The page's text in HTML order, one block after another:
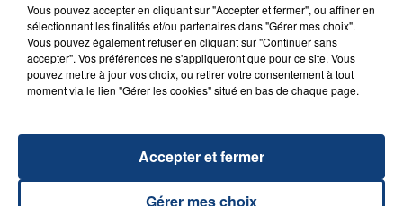
23 juillet 2026
INCENDIE MORTEL À LENS : UNE FEMME ET
SON BÉBÉ ENTRE LA VIE ET LA...
aspergé sa compagne et leur bébé de trois mois
d'un liquide inflammable.
Vous pouvez accepter en cliquant sur "Accepter et fermer", ou affiner en
sélectionnant les finalités et/ou partenaires dans "Gérer mes choix".
Vous pouvez également refuser en cliquant sur "Continuer sans
accepter". Vos préférences ne s'appliqueront que pour ce site. Vous
pouvez mettre à jour vos choix, ou retirer votre consentement à tout
moment via le lien "Gérer les cookies" situé en bas de chaque page.
Gérer mes choix
Accepter et fermer